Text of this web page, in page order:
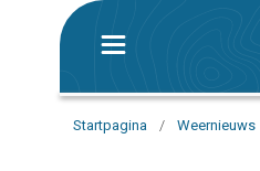
Startpagina / Weernieuws